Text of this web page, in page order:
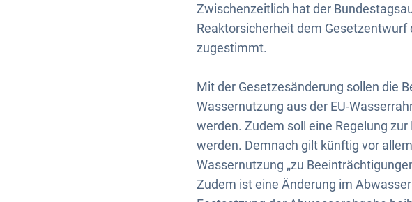
Zwischenzeitlich hat der
Reaktorsicherheit dem
zugestimmt.
Mit der Gesetzesänderung sollen die
Wassernutzung aus der EU-
werden. Zudem soll eine Regelung
werden. Demnach gilt künftig vor
Wassernutzung „zu
Zudem ist eine Änderung im